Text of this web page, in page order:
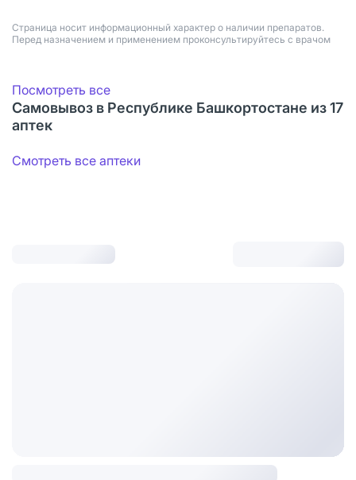
Страница носит информационный характер о наличии препаратов.
Перед назначением и применением проконсультируйтесь с врачом
Посмотреть все
Самовывоз в Республике Башкортостане из 17
аптек
Смотреть все аптеки